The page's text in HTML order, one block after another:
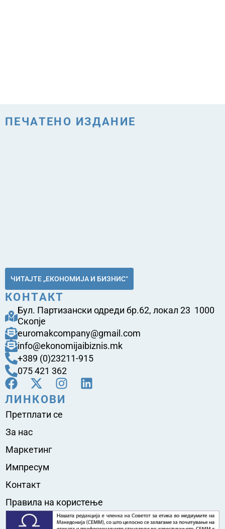
ПЕЧАТЕНО ИЗДАНИЕ
ЧИТАЈТЕ „ЕКОНОМИЈА И БИЗНИС“
КОНТАКТ
Бул. Партизански одреди бр.62, локал 23 1000
Скопје
euromakcompany@gmail.com
info@ekonomijaibiznis.mk
+389 (0)23211-915
075 421 362
ЛИНКОВИ
Претплати се
За нас
Маркетинг
Импресум
Контакт
Правила на користење